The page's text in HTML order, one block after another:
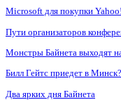
Microsoft для покупки
Пути организаторов
Монстры Байнета выходят
Билл Гейтс приедет в Минск?
Два ярких дня Байнета